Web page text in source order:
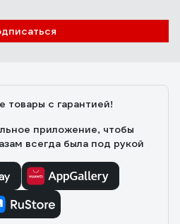
товары с гарантией!
приложение, чтобы
всегда была под рукой